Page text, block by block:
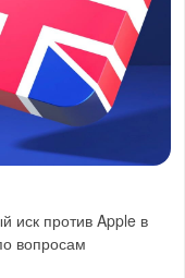
иск против Apple в
вопросам